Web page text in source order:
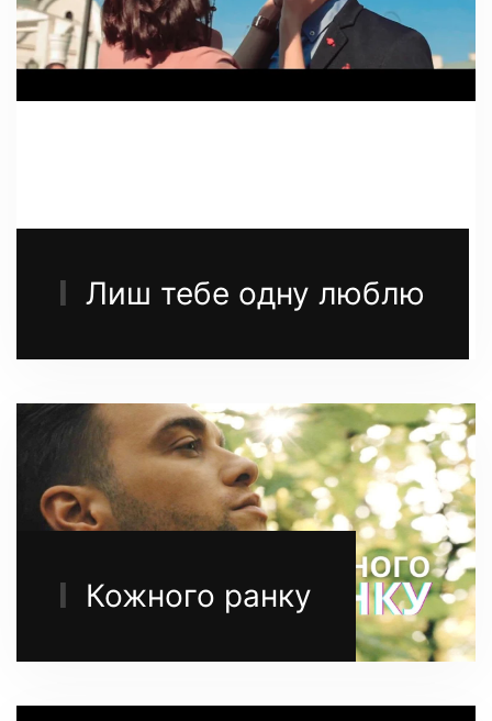
Лиш тебе одну люблю
Кожного ранку